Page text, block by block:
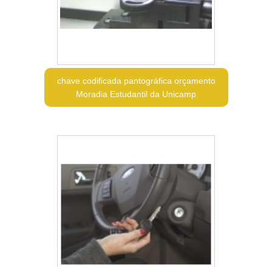
chave codificada pantográfica orçamento
Moradia Estudantil da Unicamp